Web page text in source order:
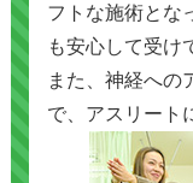
フトな施術とな
も安心して受け
また、神経への
で、アスリート